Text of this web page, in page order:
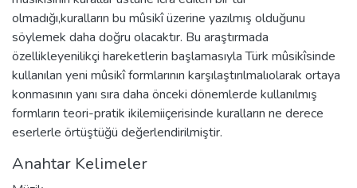
olmadığı,kuralların bu mûsikî üzerine yazılmış olduğunu
söylemek daha doğru olacaktır. Bu araştırmada
özellikleyenilikçi hareketlerin başlamasıyla Türk mûsikîsinde
kullanılan yeni mûsikî formlarının karşılaştırılmalıolarak ortaya
konmasının yanı sıra daha önceki dönemlerde kullanılmış
formların teori-pratik ikilemiiçerisinde kuralların ne derece
eserlerle örtüştüğü değerlendirilmiştir.
Anahtar Kelimeler